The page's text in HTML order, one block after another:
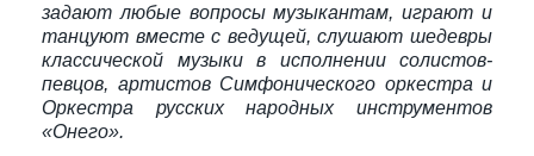
задают любые вопросы музыкантам, играют и
танцуют вместе с ведущей, слушают шедевры
классической музыки в исполнении солистов-
певцов, артистов Симфонического оркестра и
Оркестра русских народных инструментов
«Онего».